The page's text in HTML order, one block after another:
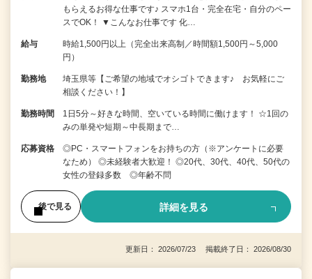
もらえるお得な仕事です♪ スマホ1台・完全在宅・自分のペー
スでOK！ ▼こんなお仕事です 化…
給与
時給1,500円以上（完全出来高制／時間額1,500円～5,000
円）
勤務地
埼玉県等【ご希望の地域でオシゴトできます♪ お気軽にご
相談ください！】
勤務時間
1日5分～好きな時間、空いている時間に働けます！ ☆1回の
みの単発や短期～中長期まで…
応募資格
◎PC・スマートフォンをお持ちの方（※アンケートに必要
なため） ◎未経験者大歓迎！ ◎20代、30代、40代、50代の
女性の登録多数 ◎年齢不問
後で見る 詳細を見る
更新日： 2026/07/23 掲載終了日： 2026/08/30